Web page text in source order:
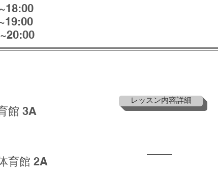
レッスン内容詳細
館 3A
育館 2A